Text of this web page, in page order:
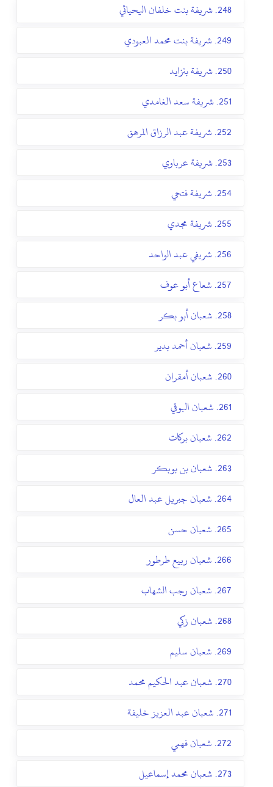
248. شريفة بنت خلفان اليحيائي
249. شريفة بنت محمد العبودي
250. شريفة بنزايد
251. شريفة سعد الغامدي
252. شريفة عبد الرزاق المرهق
253. شريفة عرباوي
254. شريفة فتحي
255. شريفة مجدي
256. شريفي عبد الواحد
257. شعاع أبو عوف
258. شعبان أبو بكر
259. شعبان أحمد بدير
260. شعبان أمقران
261. شعبان البوقي
262. شعبان بركات
263. شعبان بن بوبكر
264. شعبان جبريل عبد العال
265. شعبان حسن
266. شعبان ربيع طرطور
267. شعبان رجب الشهاب
268. شعبان زكي
269. شعبان سليم
270. شعبان عبد الحكيم محمد
271. شعبان عبد العزيز خليفة
272. شعبان فهمي
273. شعبان محمد إسماعيل